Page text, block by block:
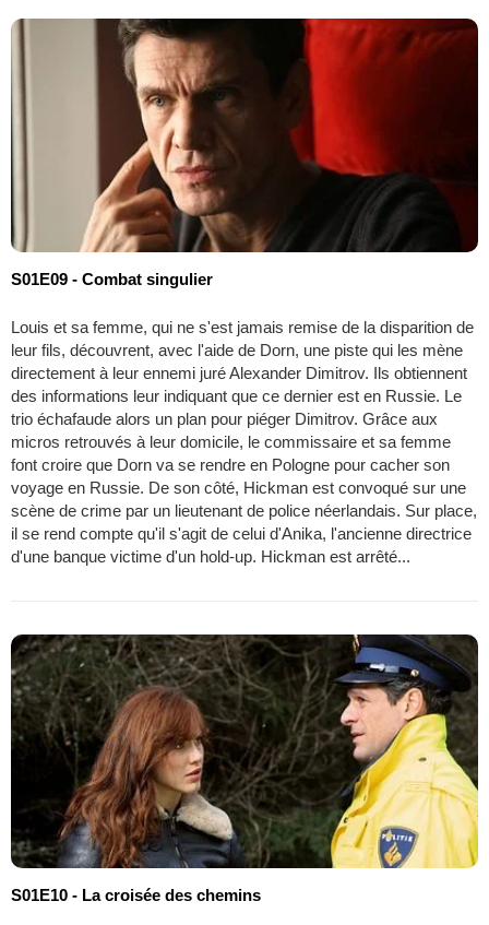
S01E09 - Combat singulier
Louis et sa femme, qui ne s'est jamais remise de la disparition de
leur fils, découvrent, avec l'aide de Dorn, une piste qui les mène
directement à leur ennemi juré Alexander Dimitrov. Ils obtiennent
des informations leur indiquant que ce dernier est en Russie. Le
trio échafaude alors un plan pour piéger Dimitrov. Grâce aux
micros retrouvés à leur domicile, le commissaire et sa femme
font croire que Dorn va se rendre en Pologne pour cacher son
voyage en Russie. De son côté, Hickman est convoqué sur une
scène de crime par un lieutenant de police néerlandais. Sur place,
il se rend compte qu'il s'agit de celui d'Anika, l'ancienne directrice
d'une banque victime d'un hold-up. Hickman est arrêté...
S01E10 - La croisée des chemins